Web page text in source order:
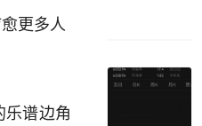
更多人
谱边角